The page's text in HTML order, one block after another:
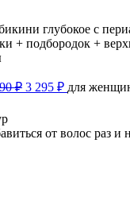
глубокое с
+ подбородок +
₽ 3 295 ₽ для
от волос раз и